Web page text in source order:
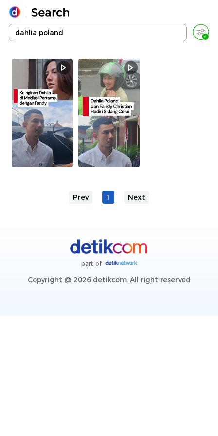
Yang sedang ramai dicari
Loading...
Promoted
Terakhir yang dicari
Prev 1 Next
part of
Copyright @ 2026 detikcom, All right reserved